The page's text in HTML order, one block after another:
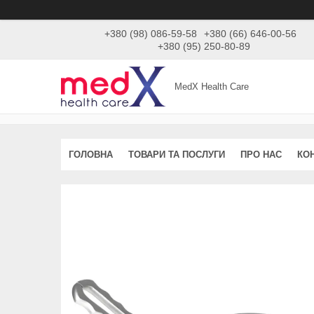
+380 (98) 086-59-58
+380 (66) 646-00-56
+380 (95) 250-80-89
MedX Health Care
ГОЛОВНА ТОВАРИ ТА ПОСЛУГИ ПРО НАС